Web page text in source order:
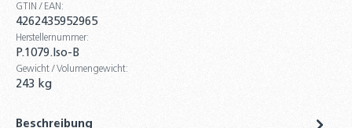
GTIN / EAN:
4262435952965
Herstellernummer:
P.1079.Iso-B
Gewicht / Volumengewicht:
243 kg
Beschreibung